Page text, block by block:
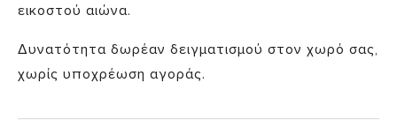
εικοστού αιώνα.
Δυνατότητα δωρέαν δειγματισμού στον χωρό σας,
χωρίς υποχρέωση αγοράς.